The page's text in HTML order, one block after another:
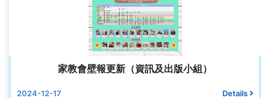
家教會壁報更新（資訊及出版小組）
2024-12-17 Details